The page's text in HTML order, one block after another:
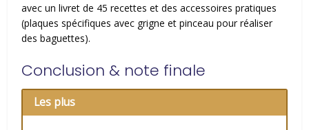
avec un livret de 45 recettes et des accessoires pratiques
(plaques spécifiques avec grigne et pinceau pour réaliser
des baguettes).
Conclusion & note finale
Les plus